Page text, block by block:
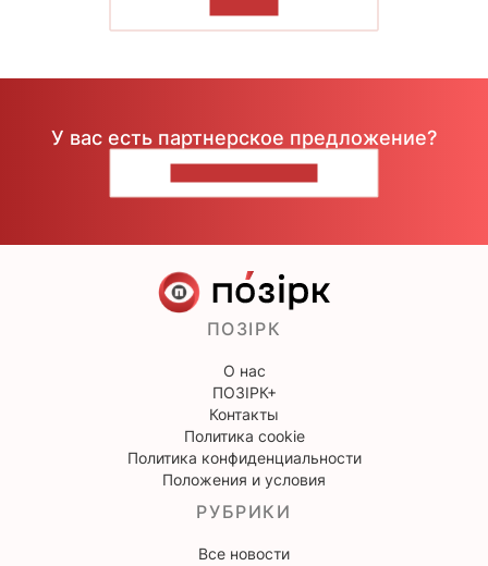
У вас есть партнерское предложение?
ПОЗІРК
О нас
ПОЗІРК+
Контакты
Политика cookie
Политика конфиденциальности
Положения и условия
РУБРИКИ
Все новости